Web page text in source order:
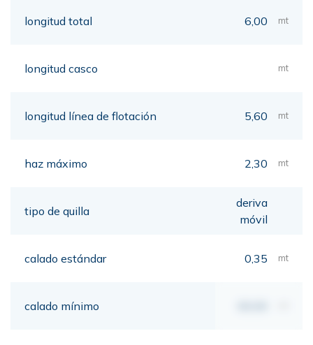
longitud total 6,00 mt
longitud casco mt
longitud línea de flotación 5,60 mt
haz máximo 2,30 mt
tipo de quilla
deriva
móvil
calado estándar 0,35 mt
calado mínimo